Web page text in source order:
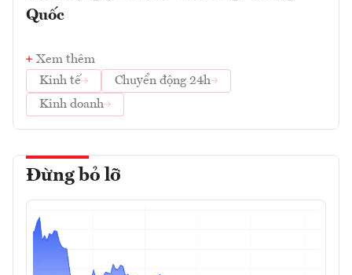
Quốc
Xem thêm
Kinh tế
Chuyển động 24h
Kinh doanh
Đừng bỏ lỡ